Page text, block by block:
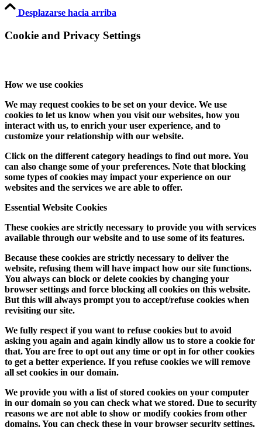
Desplazarse hacia arriba
Cookie and Privacy Settings
How we use cookies
We may request cookies to be set on your device. We use
cookies to let us know when you visit our websites, how you
interact with us, to enrich your user experience, and to
customize your relationship with our website.
Click on the different category headings to find out more. You
can also change some of your preferences. Note that blocking
some types of cookies may impact your experience on our
websites and the services we are able to offer.
Essential Website Cookies
These cookies are strictly necessary to provide you with services
available through our website and to use some of its features.
Because these cookies are strictly necessary to deliver the
website, refusing them will have impact how our site functions.
You always can block or delete cookies by changing your
browser settings and force blocking all cookies on this website.
But this will always prompt you to accept/refuse cookies when
revisiting our site.
We fully respect if you want to refuse cookies but to avoid
asking you again and again kindly allow us to store a cookie for
that. You are free to opt out any time or opt in for other cookies
to get a better experience. If you refuse cookies we will remove
all set cookies in our domain.
We provide you with a list of stored cookies on your computer
in our domain so you can check what we stored. Due to security
reasons we are not able to show or modify cookies from other
domains. You can check these in your browser security settings.